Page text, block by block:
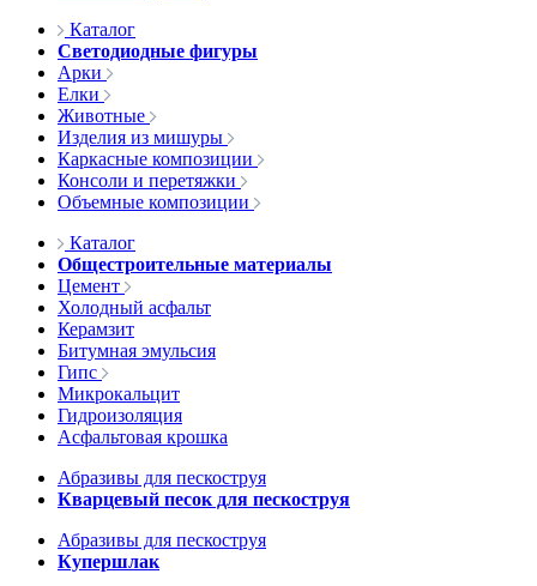
Каталог
Светодиодные фигуры
Арки
Елки
Животные
Изделия из мишуры
Каркасные композиции
Консоли и перетяжки
Объемные композиции
Каталог
Общестроительные материалы
Цемент
Холодный асфальт
Керамзит
Битумная эмульсия
Гипс
Микрокальцит
Гидроизоляция
Асфальтовая крошка
Абразивы для пескоструя
Кварцевый песок для пескоструя
Абразивы для пескоструя
Купершлак